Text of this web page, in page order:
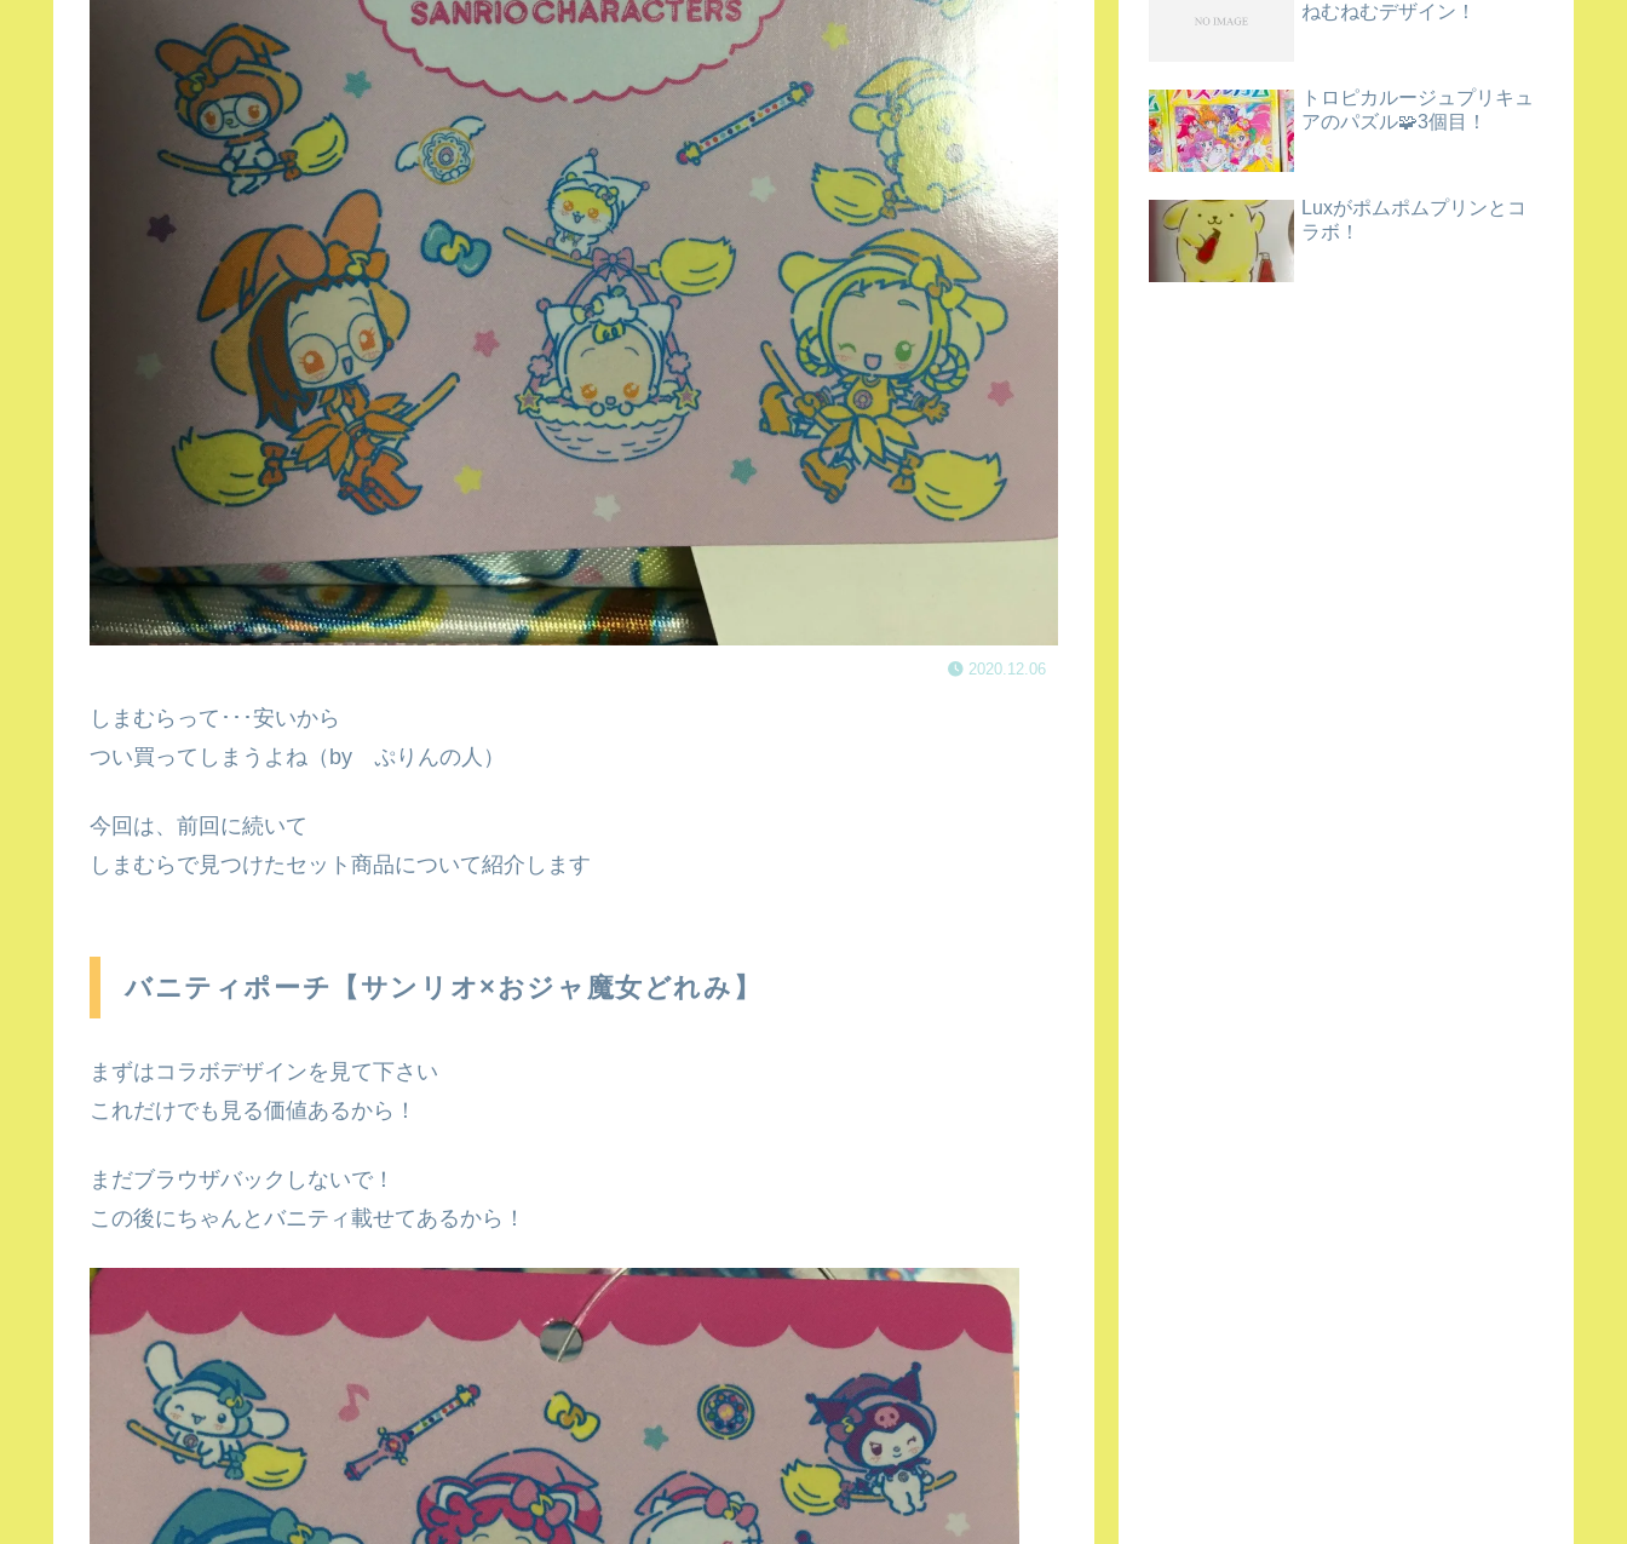
2020.12.06
しまむらって･･･安いから
つい買ってしまうよね（by ぷりんの人）
今回は、前回に続いて
しまむらで見つけたセット商品について紹介します
バニティポーチ【サンリオ×おジャ魔女どれみ】
まずはコラボデザインを見て下さい
これだけでも見る価値あるから！
まだブラウザバックしないで！
この後にちゃんとバニティ載せてあるから！
ねむねむデザイン！
トロピカルージュプリキュ
アのパズル🧩3個目！
Luxがポムポムプリンとコ
ラボ！